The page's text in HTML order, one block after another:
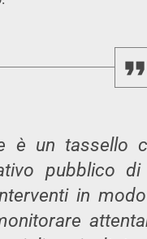
è un tassello
pubblico
in